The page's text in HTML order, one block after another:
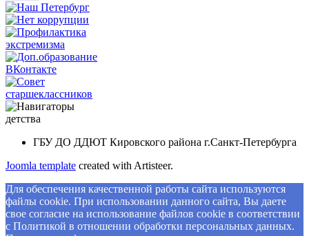
ГБУ ДО ДДЮТ Кировского района г.Санкт-Петербурга
Joomla template created with Artisteer.
Для обеспечения качественной работы сайта используются
файлы cookie. При использовании данного сайта, Вы даете
свое согласие на использование файлов cookie в соответствии
с Политикой в отношении обработки персональных данных.